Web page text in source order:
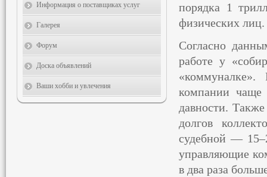
порядка 1
физических лиц.
Согласно
работе у
«коммуналке».
компании чаще
давности.
долгов
судебной —
управляющие
в два раза
Информация о поставщиках услуг
Галерея
Форум
Доска объявлений
Ваши хобби и увлечения